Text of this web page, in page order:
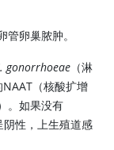
卵巢脓肿。
gonorrhoeae （淋
NAAT（核酸扩增
。如果没有
性，上生殖道感